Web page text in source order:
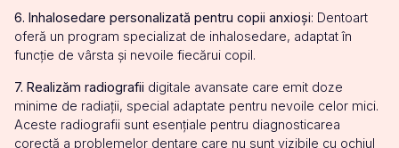
6. Inhalosedare personalizată pentru copii anxioși: Dentoart
oferă un program specializat de inhalosedare, adaptat în
funcție de vârsta și nevoile fiecărui copil.
7. Realizăm radiografii digitale avansate care emit doze
minime de radiații, special adaptate pentru nevoile celor mici.
Aceste radiografii sunt esențiale pentru diagnosticarea
corectă a problemelor dentare care nu sunt vizibile cu ochiul